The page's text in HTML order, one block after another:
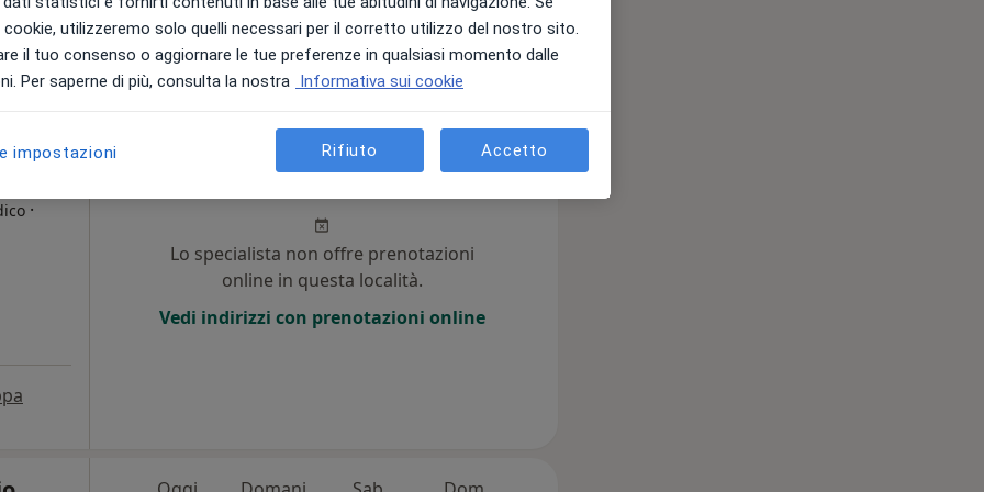
·
7 Ago
Sab,
8 Ago
Dom,
9 Ago
Lun,
10 Ago
Lo specialista non offre prenotazioni
online in questa località.
Vedi indirizzi con prenotazioni online
utilizzeremo solo quelli necessari per il corretto utilizzo del nostro sito.
il tuo consenso o aggiornare le tue preferenze in qualsiasi momento dalle
Per saperne di più, consulta la nostra Informativa sui cookie
impostazioni Rifiuto Accetto